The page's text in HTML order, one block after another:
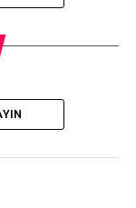
Hak